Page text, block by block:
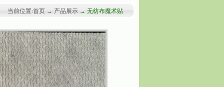
当前位置:首页 → 产品展示 → 无纺布魔术贴